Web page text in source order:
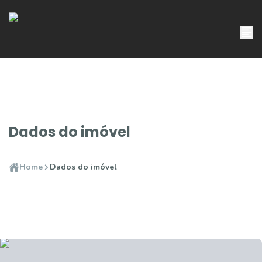
Dados do imóvel
Home Dados do imóvel